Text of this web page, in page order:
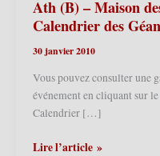
Ath (B) – Maison
Calendrier des
30 janvier 2010
Vous pouvez consulter une
événement en cliquant sur
Calendrier […]
Ath
Lire l’article »